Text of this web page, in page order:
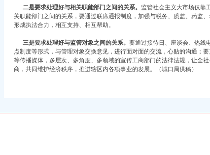
注册）
商注册）
二是要求处理好与相关职能部门之间的关系。 监管社会主义大市场仅靠
关职能部门之间的关系，要通过联席通报制度，加强与税务、质监、药监
形成执法合力，相互支持、相互帮助。
三是要求处理好与监管对象之间的关系。 要通过接待日、座谈会、热线
点制度等形式，与管理对象交换意见，进行面对面的交流，心贴的沟通；
等传播媒体，多层次、多角度、多领域的宣传工商部门的法律法规，让全
商，共同维护经济秩序，推进辖区内各项事业的发展。（城口局供稿）